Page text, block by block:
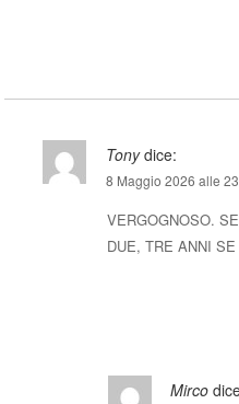
Tony dice:
8 Maggio 2026 alle
VERGOGNOSO.
DUE, TRE ANNI
Mirco